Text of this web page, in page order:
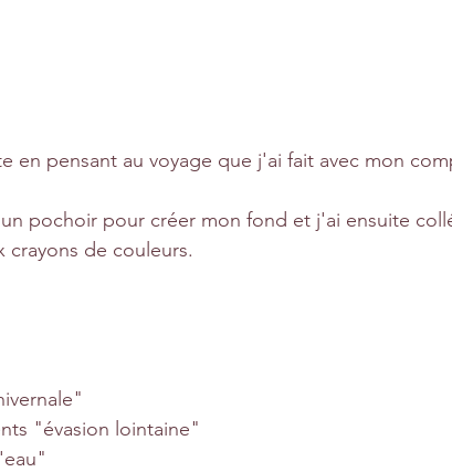
en pensant au voyage que j'ai fait avec mon
pochoir pour créer mon fond et j'ai ensuite
crayons de couleurs.
"évasion lointaine"